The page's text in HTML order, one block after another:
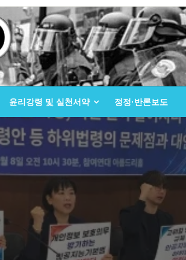
윤리강령 및 실천서약 정정·반론보도